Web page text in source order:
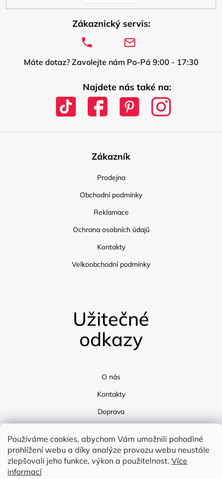
Používáme cookies, abychom Vám umožnili pohodlné
prohlížení webu a díky analýze provozu webu neustále
zlepšovali jeho funkce, výkon a použitelnost. Více
informací
Zákaznický servis:
Máte dotaz? Zavolejte nám Po-Pá 9:00 - 17:30
Najdete nás také na:
Zákazník
Prodejna
Obchodní podmínky
Reklamace
Ochrana osobních údajů
Kontakty
Velkoobchodní podmínky
Užitečné
odkazy
O nás
Kontakty
Doprava